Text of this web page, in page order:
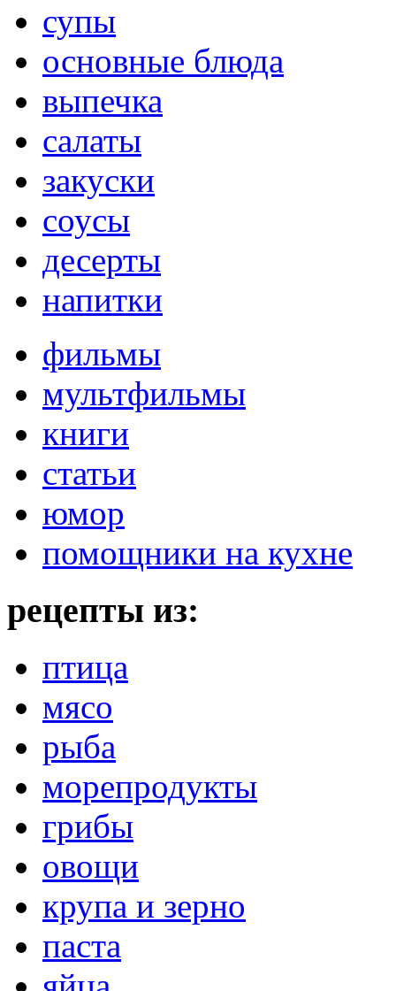
супы
основные блюда
выпечка
салаты
закуски
соусы
десерты
напитки
фильмы
мультфильмы
книги
статьи
юмор
помощники на кухне
рецепты из:
птица
мясо
рыба
морепродукты
грибы
овощи
крупа и зерно
паста